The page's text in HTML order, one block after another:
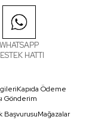
WHATSAPP
HATTI
Kapıda Ödeme
Gönderim
BaşvurusuMağazalar